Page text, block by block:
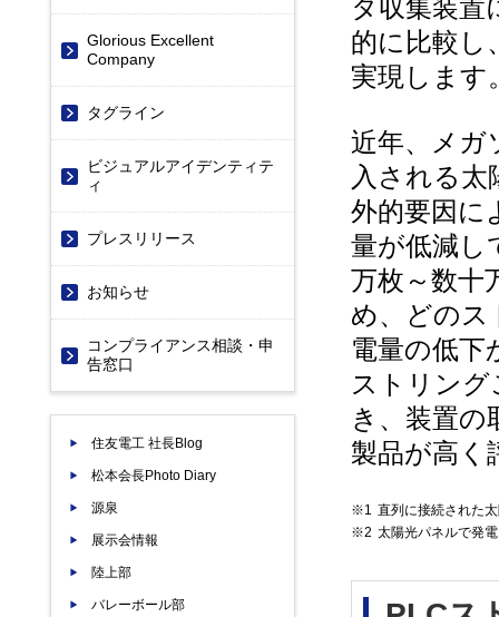
タ収集装
的に比較し
実現します
近年、メガ
入される太
外的要因に
量が低減し
万枚～数十
め、どのス
電量の低下
ストリン
き、装置の
製品が高く
※1 直列に接続された
※2 太陽光パネルで発
Glorious Excellent
Company
タグライン
ビジュアルアイデンティテ
ィ
プレスリリース
お知らせ
コンプライアンス相談・申
告窓口
住友電工 社長Blog
松本会長Photo Diary
源泉
展示会情報
陸上部
バレーボール部